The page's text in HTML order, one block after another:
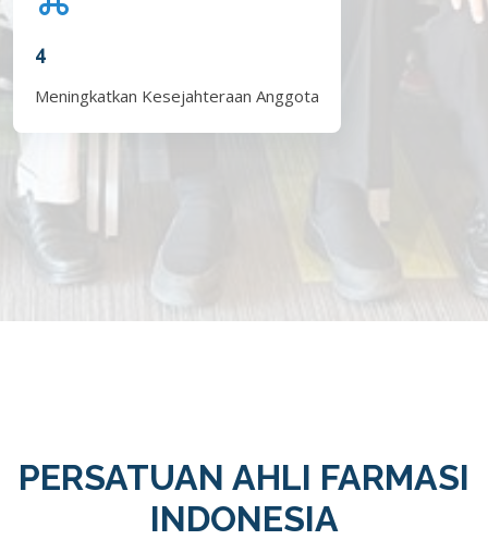
4
Meningkatkan Kesejahteraan Anggota
PERSATUAN AHLI FARMASI
INDONESIA